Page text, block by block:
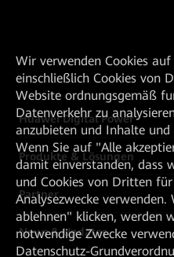
Huawei Digital Power
Produkte & Lösungen
Partner
News & Updates
Wir verwenden Cookies auf
einschließlich Cookies von
Website ordnungsgemäß
Datenverkehr zu
anzubieten und Inhalte und
Wenn Sie auf "Alle
damit einverstanden, dass
und Cookies von Dritten
Analysezwecke
ablehnen" klicken, werden
notwendige Zwecke
Datenschutz-